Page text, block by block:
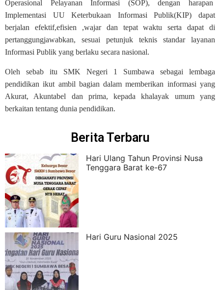
Operasional Pelayanan Informasi (SOP), dengan harapan
Implementasi UU Keterbukaan Informasi Publik(KIP) dapat
berjalan efektif,efisien ,wajar dan tepat waktu serta dapat di
pertanggungjawabkan, sesuai petunjuk teknis standar layanan
Informasi Publik yang berlaku secara nasional.
Oleh sebab itu SMK Negeri 1 Sumbawa sebagai lembaga
pendidikan ikut ambil bagian dalam memberikan informasi yang
Akurat, Akuntabel dan prima, kepada khalayak umum yang
berkaitan tentang dunia pendidikan.
Berita Terbaru
Hari Ulang Tahun Provinsi Nusa
Tenggara Barat ke-67
Hari Guru Nasional 2025